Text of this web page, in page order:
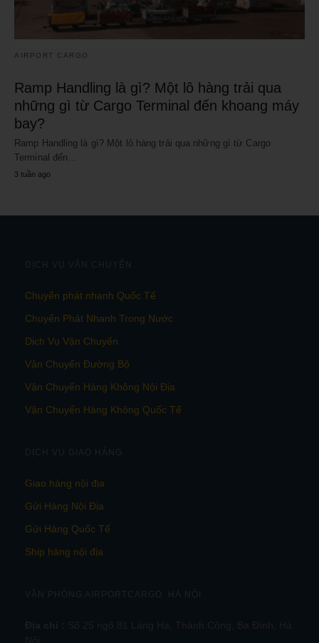
AIRPORT CARGO
Ramp Handling là gì? Một lô hàng trải qua
những gì từ Cargo Terminal đến khoang máy
bay?
Ramp Handling là gì? Một lô hàng trải qua những gì từ Cargo
Terminal đến…
3 tuần ago
DỊCH VỤ VẬN CHUYỂN
Chuyển phát nhanh Quốc Tế
Chuyển Phát Nhanh Trong Nước
Dịch Vụ Vận Chuyển
Vận Chuyển Đường Bộ
Vận Chuyển Hàng Không Nội Địa
Vận Chuyển Hàng Không Quốc Tế
DỊCH VỤ GIAO HÀNG
Giao hàng nội địa
Gửi Hàng Nội Địa
Gửi Hàng Quốc Tế
Ship hàng nội địa
VĂN PHÒNG AIRPORTCARGO HÀ NỘI